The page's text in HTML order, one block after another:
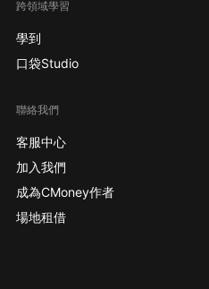
跨領域學習
學到
口袋Studio
聯絡我們
客服中心
加入我們
成為CMoney作者
場地租借